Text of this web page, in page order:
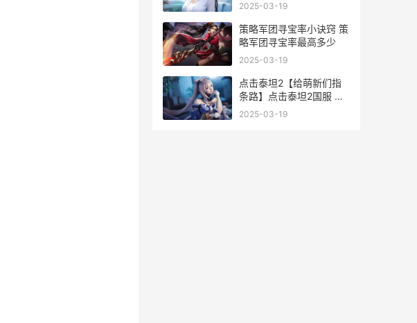
2025-03-19
策略军团寻宝率小诀窍 策
略军团寻宝率最高多少
2025-03-19
点击泰坦2【给萌新们指
条路】点击泰坦2国服 点
击泰坦2神器图鉴
2025-03-19